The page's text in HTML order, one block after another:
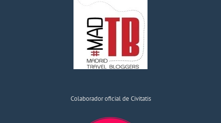
Colaborador oficial de Civitatis